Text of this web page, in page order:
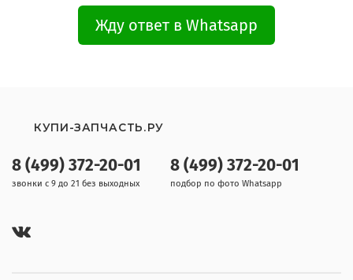
Жду ответ в Whatsapp
8 (499) 372-20-01
звонки с 9 до 21 без выходных
8 (499) 372-20-01
подбор по фото Whatsapp
КУПИ-ЗАПЧАСТЬ.РУ